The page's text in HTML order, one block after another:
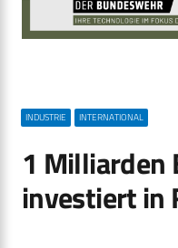
INDUSTRIE INTERNATIONAL
1 Milliarden
investiert in